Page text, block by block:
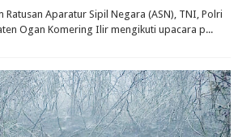
Aparatur Sipil Negara (ASN), TNI, Polri
Ogan Komering Ilir mengikuti upacara p...